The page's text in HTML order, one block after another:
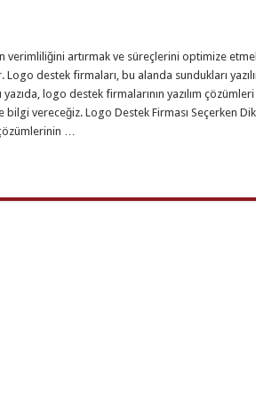
artırmak ve süreçlerini optimize etmek
destek firmaları, bu alanda sundukları
logo destek firmalarının yazılım
vereceğiz. Logo Destek Firması Seçerken
çözümlerinin …